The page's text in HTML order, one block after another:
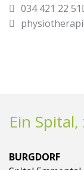
034 421 22 51
Ein
BURGDORF